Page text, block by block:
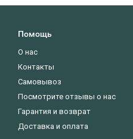
Помощь
О нас
Контакты
Самовывоз
Посмотрите отзывы о нас
Гарантия и возврат
Доставка и оплата